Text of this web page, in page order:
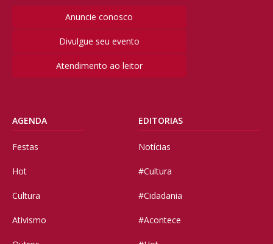
Anuncie conosco
Divulgue seu evento
Atendimento ao leitor
AGENDA
Festas
Hot
Cultura
Ativismo
EDITORIAS
Notícias
#Cultura
#Cidadania
#Acontece